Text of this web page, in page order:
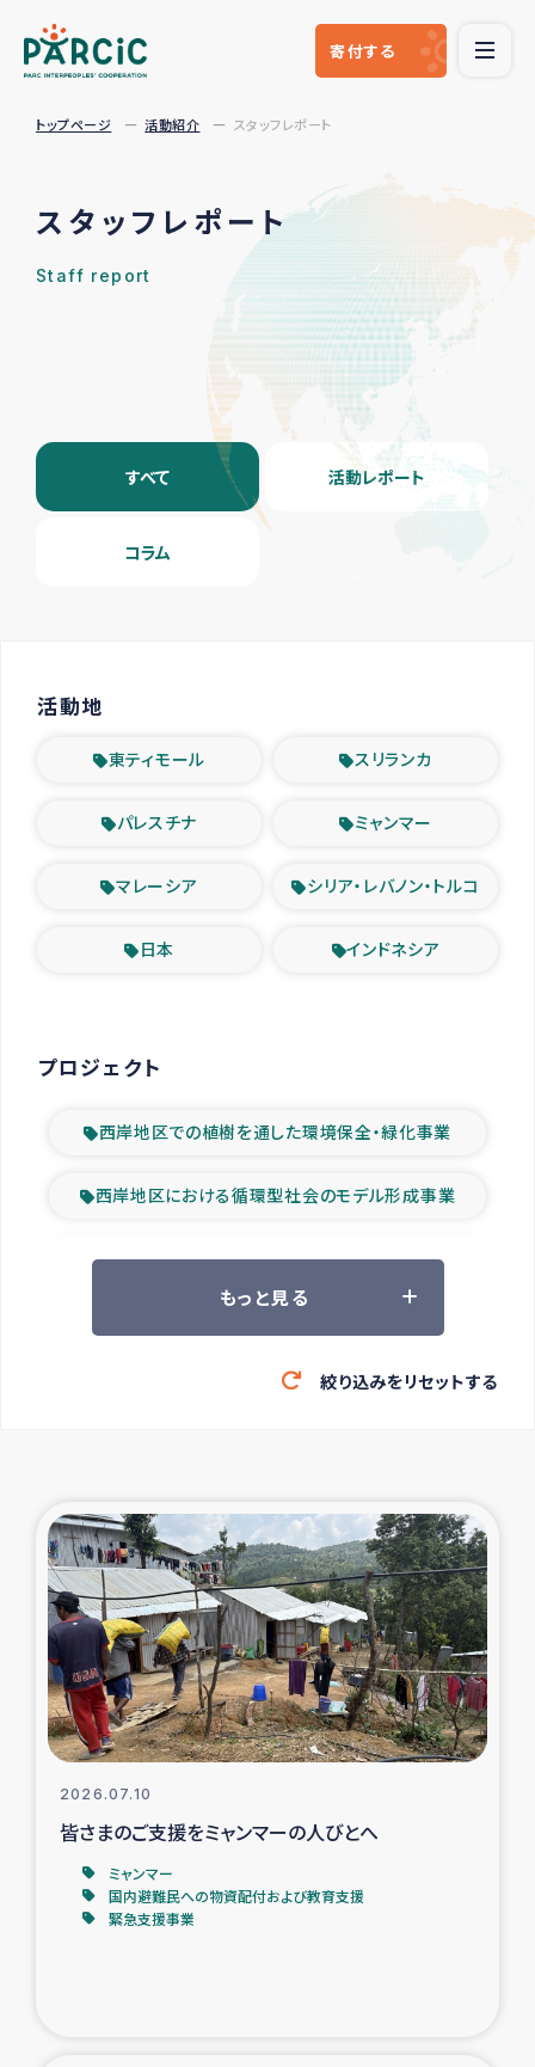
寄付する
トップページ 活動紹介 スタッフレポート
スタッフレポート
Staff report
すべて 活動レポート
コラム
活動地
東ティモール スリランカ
パレスチナ ミャンマー
マレーシア シリア・レバノン・トルコ
日本 インドネシア
プロジェクト
西岸地区での植樹を通した環境保全・緑化事業
西岸地区における循環型社会のモデル形成事業
ツアー参加者の声
緊急救援の時代
東ティモール豪雨緊急支援
大雨による洪水被災者支援
カカオ生産者支援事業
シリア国内避難民・帰還民の生活再建支援
トルコにおけるシリア難民支援事業
インドネシア中部 スラウェシの地震・津波被災者支援
スリランカ ムライティブ県帰還民の生活再建支援
もっと見る
絞り込みをリセットする
2026.07.10
皆さまのご支援をミャンマーの人びとへ
ミャンマー
国内避難民への物資配付および教育支援
緊急支援事業